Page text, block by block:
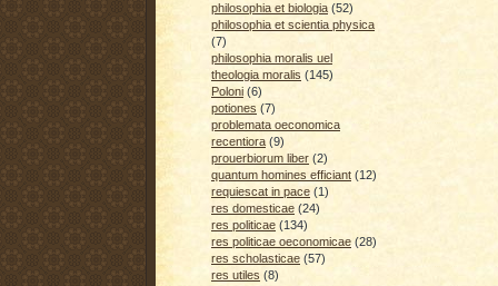
philosophia et biologia (52)
philosophia et scientia physica
(7)
philosophia moralis uel
theologia moralis (145)
Poloni (6)
potiones (7)
problemata oeconomica
recentiora (9)
prouerbiorum liber (2)
quantum homines efficiant (12)
requiescat in pace (1)
res domesticae (24)
res politicae (134)
res politicae oeconomicae (28)
res scholasticae (57)
res utiles (8)